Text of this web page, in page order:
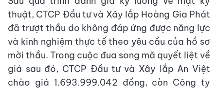
thuật, CTCP Đầu tư và Xây lắp Hoàng Gia Phát
đã trượt thầu do không đáp ứng được năng lực
và kinh nghiệm thực tế theo yêu cầu của hồ sơ
mời thầu. Trong cuộc đua song mã quyết liệt về
giá sau đó, CTCP Đầu tư và Xây lắp An Việt
chào giá 1.693.999.042 đồng, còn Công ty